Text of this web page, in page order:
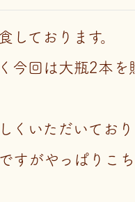
しております。
今回は大瓶2本を
くいただいてお
すがやっぱりこ